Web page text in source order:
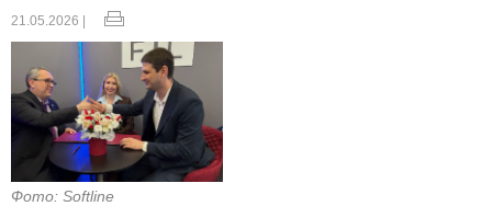
21.05.2026 |
Фото: Softline